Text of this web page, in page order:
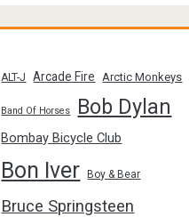
ALT-J Arcade Fire Arctic Monkeys
Band Of Horses Bob Dylan
Bombay Bicycle Club
Bon Iver Boy & Bear
Bruce Springsteen